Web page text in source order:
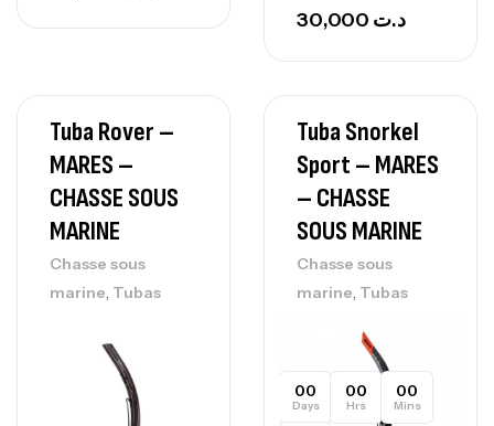
د.ت
Tuba Rover –
MARES –
CHASSE SOUS
MARINE
Chasse sous
marine, Tubas
Tuba Snorkel
Sport – MARES
– CHASSE
SOUS MARINE
Chasse sous
marine, Tubas
00
Days
00
Hrs
00
Mins